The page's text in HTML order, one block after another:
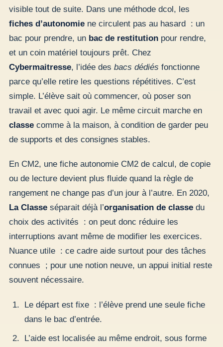
visible tout de suite. Dans une méthode dcol, les
fiches d’autonomie ne circulent pas au hasard : un
bac pour prendre, un bac de restitution pour rendre,
et un coin matériel toujours prêt. Chez
Cybermaitresse, l’idée des bacs dédiés fonctionne
parce qu’elle retire les questions répétitives. C’est
simple. L’élève sait où commencer, où poser son
travail et avec quoi agir. Le même circuit marche en
classe comme à la maison, à condition de garder peu
de supports et des consignes stables.
En CM2, une fiche autonomie CM2 de calcul, de copie
ou de lecture devient plus fluide quand la règle de
rangement ne change pas d’un jour à l’autre. En 2020,
La Classe séparait déjà l’organisation de classe du
choix des activités : on peut donc réduire les
interruptions avant même de modifier les exercices.
Nuance utile : ce cadre aide surtout pour des tâches
connues ; pour une notion neuve, un appui initial reste
souvent nécessaire.
Le départ est fixe : l’élève prend une seule fiche
dans le bac d’entrée.
L’aide est localisée au même endroit, sous forme